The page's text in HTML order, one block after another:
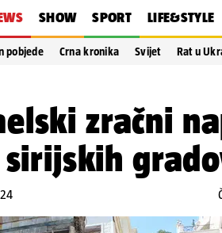
SHOW SPORT LIFE&STYLE
pobjede Crna kronika Svijet Rat u
zračni